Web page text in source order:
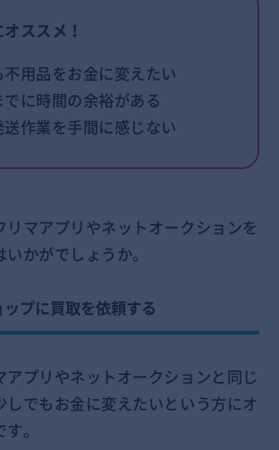
ススメ！
不用品をお金に変えたい
でに時間の余裕がある
送作業を手間に感じない
リマアプリやネットオークションを
かがでしょうか。
プに買取を依頼する
アプリやネットオークションと同じ
しでもお金に変えたいという方にオ
。